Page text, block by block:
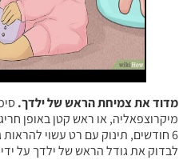
מדוד את צמיחת הראש של ילדך.
מיקרוצפאליה, או ראש קטן באופן
6 חודשים, תינוק עם רט עשוי
לבדוק את גודל הראש של ילדך על